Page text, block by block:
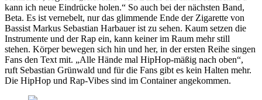
kann ich neue Eindrücke holen.“ So auch bei der nächsten Band,
Beta. Es ist vernebelt, nur das glimmende Ende der Zigarette von
Bassist Markus Sebastian Harbauer ist zu sehen. Kaum setzen die
Instrumente und der Rap ein, kann keiner im Raum mehr still
stehen. Körper bewegen sich hin und her, in der ersten Reihe singen
Fans den Text mit. „Alle Hände mal HipHop-mäßig nach oben“,
ruft Sebastian Grünwald und für die Fans gibt es kein Halten mehr.
Die HipHop und Rap-Vibes sind im Container angekommen.